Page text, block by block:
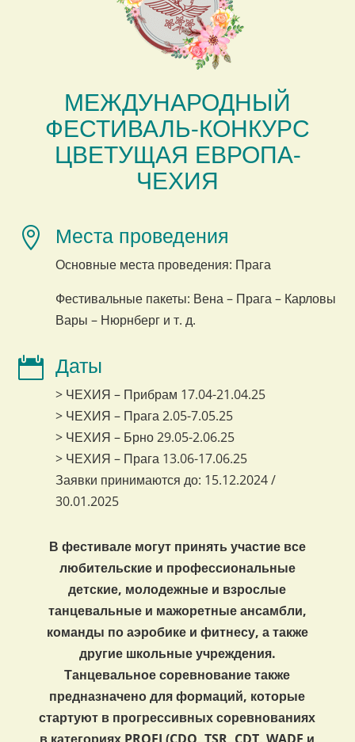
МЕЖДУНАРОДНЫЙ
ФЕСТИВАЛЬ-КОНКУРС
ЦВЕТУЩАЯ ЕВРОПА-
ЧЕХИЯ
 Места проведения
Основные места проведения: Прага
Фестивальные пакеты: Вена – Прага – Карловы
Вары – Нюрнберг и т. д.
 Даты
> ЧЕХИЯ – Прибрам 17.04-21.04.25
> ЧЕХИЯ – Прага 2.05-7.05.25
> ЧЕХИЯ – Брно 29.05-2.06.25
> ЧЕХИЯ – Прага 13.06-17.06.25
Заявки принимаются до: 15.12.2024 /
30.01.2025
В фестивале могут принять участие все
любительские и профессиональные
детские, молодежные и взрослые
танцевальные и мажоретные ансамбли,
команды по аэробике и фитнесу, а также
другие школьные учреждения.
Танцевальное соревнование также
предназначено для формаций, которые
стартуют в прогрессивных соревнованиях